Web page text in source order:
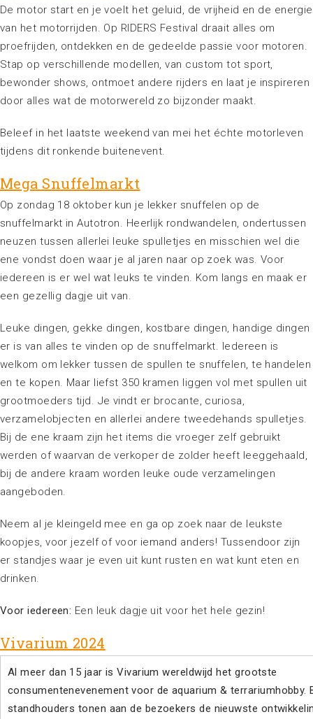
De motor start en je voelt het geluid, de vrijheid en de energie
van het motorrijden. Op RIDERS Festival draait alles om
proefrijden, ontdekken en de gedeelde passie voor motoren.
Stap op verschillende modellen, van custom tot sport,
bewonder shows, ontmoet andere rijders en laat je inspireren
door alles wat de motorwereld zo bijzonder maakt.
Beleef in het laatste weekend van mei het échte motorleven
tijdens dit ronkende buitenevent.
Mega Snuffelmarkt
Op zondag 18 oktober kun je lekker snuffelen op de
snuffelmarkt in Autotron. Heerlijk rondwandelen, ondertussen
neuzen tussen allerlei leuke spulletjes en misschien wel die
ene vondst doen waar je al jaren naar op zoek was. Voor
iedereen is er wel wat leuks te vinden. Kom langs en maak er
een gezellig dagje uit van.
Leuke dingen, gekke dingen, kostbare dingen, handige dingen
er is van alles te vinden op de snuffelmarkt. Iedereen is
welkom om lekker tussen de spullen te snuffelen, te handelen
en te kopen. Maar liefst 350 kramen liggen vol met spullen uit
grootmoeders tijd. Je vindt er brocante, curiosa,
verzamelobjecten en allerlei andere tweedehands spulletjes.
Bij de ene kraam zijn het items die vroeger zelf gebruikt
werden of waarvan de verkoper de zolder heeft leeggehaald,
bij de andere kraam worden leuke oude verzamelingen
aangeboden.
Neem al je kleingeld mee en ga op zoek naar de leukste
koopjes, voor jezelf of voor iemand anders! Tussendoor zijn
er standjes waar je even uit kunt rusten en wat kunt eten en
drinken.
Voor iedereen: Een leuk dagje uit voor het hele gezin!
Vivarium 2024
Al meer dan 15 jaar is Vivarium wereldwijd het grootste
consumentenevenement voor de aquarium & terrariumhobby.
standhouders tonen aan de bezoekers de nieuwste